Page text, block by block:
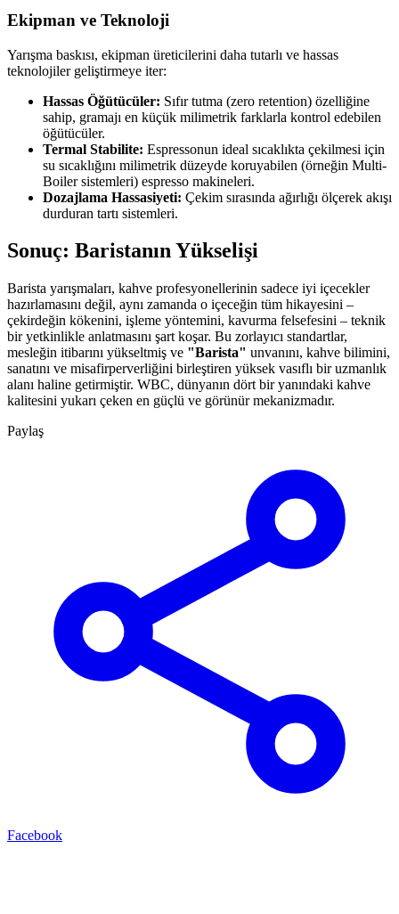
Ekipman ve Teknoloji
Yarışma baskısı, ekipman üreticilerini daha tutarlı ve hassas
teknolojiler geliştirmeye iter:
Hassas Öğütücüler: Sıfır tutma (zero retention) özelliğine
sahip, gramajı en küçük milimetrik farklarla kontrol edebilen
öğütücüler.
Termal Stabilite: Espressonun ideal sıcaklıkta çekilmesi için
su sıcaklığını milimetrik düzeyde koruyabilen (örneğin Multi-
Boiler sistemleri) espresso makineleri.
Dozajlama Hassasiyeti: Çekim sırasında ağırlığı ölçerek akışı
durduran tartı sistemleri.
Sonuç: Baristanın Yükselişi
Barista yarışmaları, kahve profesyonellerinin sadece iyi içecekler
hazırlamasını değil, aynı zamanda o içeceğin tüm hikayesini –
çekirdeğin kökenini, işleme yöntemini, kavurma felsefesini – teknik
bir yetkinlikle anlatmasını şart koşar. Bu zorlayıcı standartlar,
mesleğin itibarını yükseltmiş ve "Barista" unvanını, kahve bilimini,
sanatını ve misafirperverliğini birleştiren yüksek vasıflı bir uzmanlık
alanı haline getirmiştir. WBC, dünyanın dört bir yanındaki kahve
kalitesini yukarı çeken en güçlü ve görünür mekanizmadır.
Paylaş
Facebook